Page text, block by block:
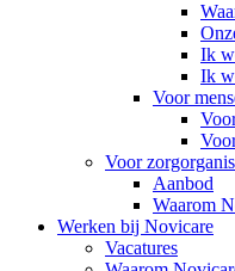
Ik
Ik
Voor
Voor
Aanbod
Waarom
Werken bij Novicare
Vacatures